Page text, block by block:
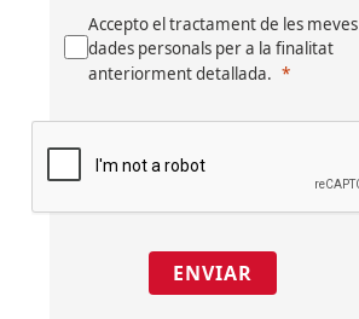
Accepto el tractament de les meves
dades personals per a la finalitat
anteriorment detallada.
ENVIAR